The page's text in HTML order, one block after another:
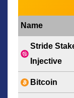
Name
Stride
Injective
Bitcoin